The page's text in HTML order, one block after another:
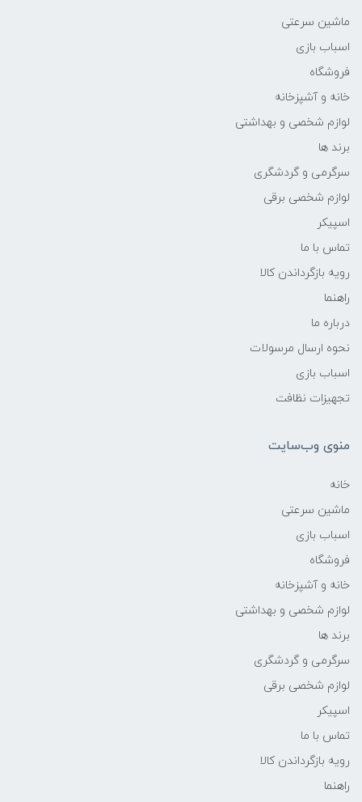
ماشین سرعتی
اسباب بازی
فروشگاه
خانه و آشپزخانه
لوازم شخصی و بهداشتی
برند ها
سرگرمی و گردشگری
لوازم شخصی برقی
اسپیکر
تماس با ما
رویه بازگرداندن کالا
راهنما
درباره ما
نحوه ارسال مرسولات
اسباب بازی
تجهیزات نظافت
منوی وب‌سایت
خانه
ماشین سرعتی
اسباب بازی
فروشگاه
خانه و آشپزخانه
لوازم شخصی و بهداشتی
برند ها
سرگرمی و گردشگری
لوازم شخصی برقی
اسپیکر
تماس با ما
رویه بازگرداندن کالا
راهنما